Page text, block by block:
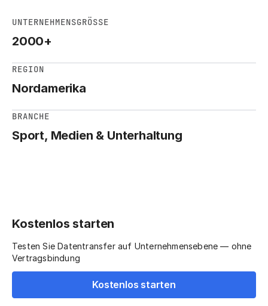
UNTERNEHMENSGRÖSSE
2000+
REGION
Nordamerika
BRANCHE
Sport, Medien & Unterhaltung
Kostenlos starten
Testen Sie Datentransfer auf Unternehmensebene — ohne
Vertragsbindung
Kostenlos starten